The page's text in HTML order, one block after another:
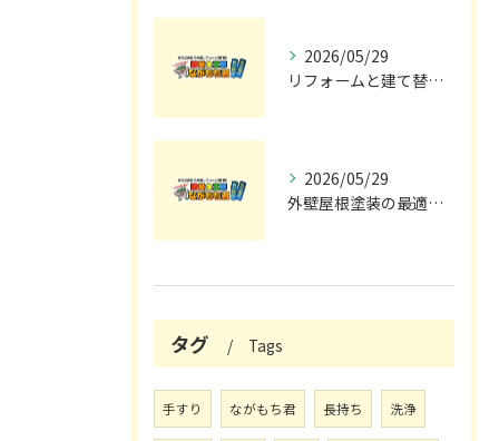
2026/05/29
リフォームと建て替えの費用と注意点完全解説
2026/05/29
外壁屋根塗装の最適メンテナンス時期
タグ Tags
手すり ながもち君 長持ち 洗浄